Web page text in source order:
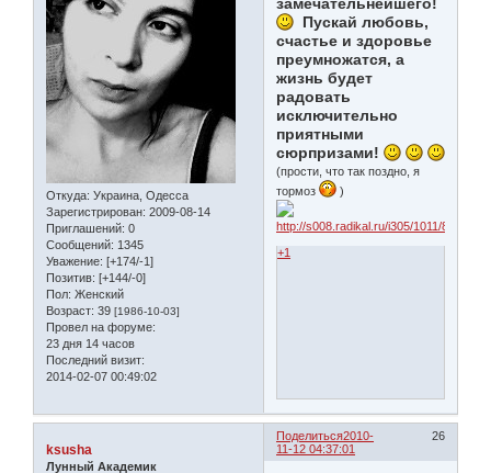
Откуда: Украина, Одесса
Зарегистрирован: 2009-08-14
Приглашений: 0
Сообщений: 1345
Уважение: [+174/-1]
Позитив: [+144/-0]
Пол: Женский
Возраст: 39 [1986-10-03]
Провел на форуме:
23 дня 14 часов
Последний визит:
2014-02-07 00:49:02
замечательнейшего!
Пускай любовь,
счастье и здоровье
преумножатся, а
жизнь будет
радовать
исключительно
приятными
сюрпризами!
(прости, что так поздно, я
тормоз
)
+1
Поделиться 26
2010-
11-12 04:37:01
ksusha
Лунный Академик